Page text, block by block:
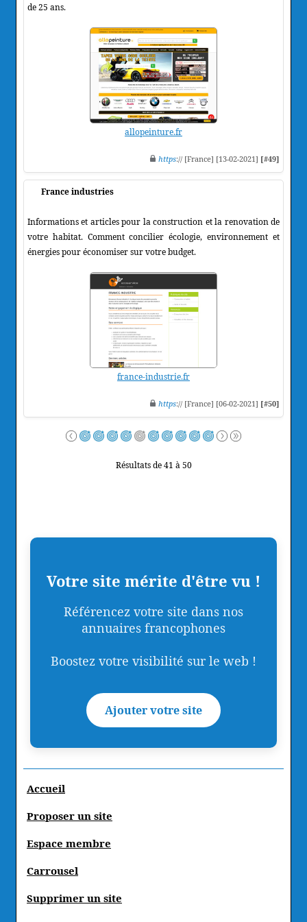
de 25 ans.
allopeinture.fr
https:// [France] [13-02-2021] [#49]
France industries
Informations et articles pour la construction et la renovation de
votre habitat. Comment concilier écologie, environnement et
énergies pour économiser sur votre budget.
france-industrie.fr
https:// [France] [06-02-2021] [#50]
Résultats de 41 à 50
Votre site mérite d'être vu !
Référencez votre site dans nos
annuaires francophones
Boostez votre visibilité sur le web !
Ajouter votre site
Accueil
Proposer un site
Espace membre
Carrousel
Supprimer un site